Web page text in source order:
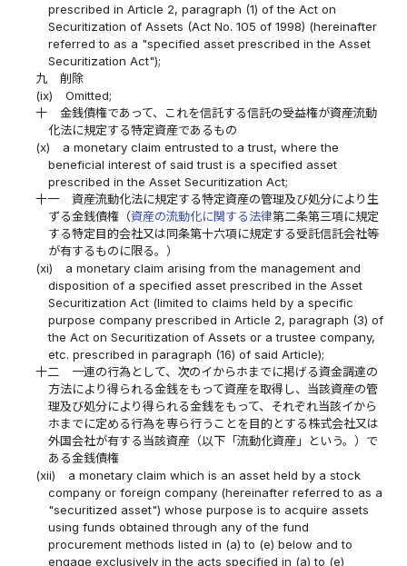
prescribed in Article 2, paragraph (1) of the Act on
Securitization of Assets (Act No. 105 of 1998) (hereinafter
referred to as a "specified asset prescribed in the Asset
Securitization Act");
九
削除
(ix)
Omitted;
十
金銭債権であって、これを信託する信託の受益権が資産流動
化法に規定する特定資産であるもの
(x)
a monetary claim entrusted to a trust, where the
beneficial interest of said trust is a specified asset
prescribed in the Asset Securitization Act;
十一
資産流動化法に規定する特定資産の管理及び処分により生
ずる金銭債権（資産の流動化に関する法律第二条第三項に規定
する特定目的会社又は同条第十六項に規定する受託信託会社等
が有するものに限る。）
(xi)
a monetary claim arising from the management and
disposition of a specified asset prescribed in the Asset
Securitization Act (limited to claims held by a specific
purpose company prescribed in Article 2, paragraph (3) of
the Act on Securitization of Assets or a trustee company,
etc. prescribed in paragraph (16) of said Article);
十二
一連の行為として、次のイからホまでに掲げる資金調達の
方法により得られる金銭をもって資産を取得し、当該資産の管
理及び処分により得られる金銭をもって、それぞれ当該イから
ホまでに定める行為を専ら行うことを目的とする株式会社又は
外国会社が有する当該資産（以下「流動化資産」という。）で
ある金銭債権
(xii)
a monetary claim which is an asset held by a stock
company or foreign company (hereinafter referred to as a
"securitized asset") whose purpose is to acquire assets
using funds obtained through any of the fund
procurement methods listed in (a) to (e) below and to
engage exclusively in the acts specified in (a) to (e)